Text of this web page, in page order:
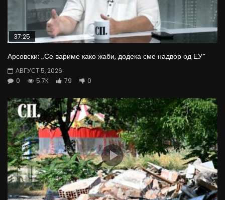
37:25
Арсовски: „Се вариме како жаби, додека сме надвор од ЕУ“
АВГУСТ 5, 2026
0
5.7K 79 0